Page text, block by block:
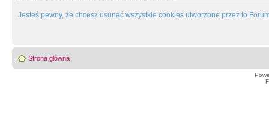
Jesteś pewny, że chcesz usunąć wszystkie cookies utworzone przez to
Strona główna